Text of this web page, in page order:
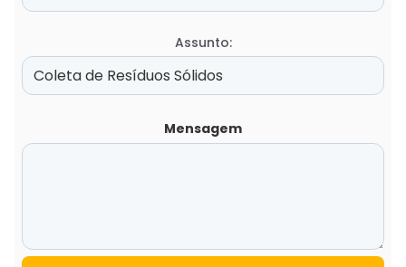
Assunto:
Mensagem